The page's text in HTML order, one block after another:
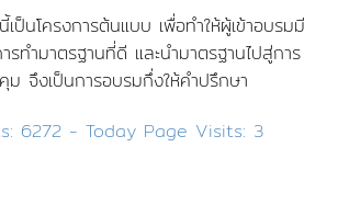
เป็นโครงการต้นแบบ เพื่อทำให้ผู้เข้าอบรมมี
รทำมาตรฐานที่ดี และนำมาตรฐานไปสู่การ
จึงเป็นการอบรมกึ่งให้คำปรึกษา
6272 - Today Page Visits: 3